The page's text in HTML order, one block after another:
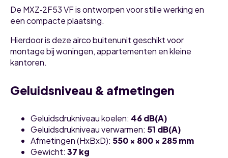
De MXZ‑2F53 VF is ontworpen voor stille werking en
een compacte plaatsing.
Hierdoor is deze airco buitenunit geschikt voor
montage bij woningen, appartementen en kleine
kantoren.
Geluidsniveau & afmetingen
Geluidsdrukniveau koelen: 46 dB(A)
Geluidsdrukniveau verwarmen: 51 dB(A)
Afmetingen (HxBxD): 550 × 800 × 285 mm
Gewicht: 37 kg